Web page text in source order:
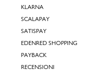
KLARNA
SCALAPAY
SATISPAY
EDENRED SHOPPING
PAYBACK
RECENSIONI